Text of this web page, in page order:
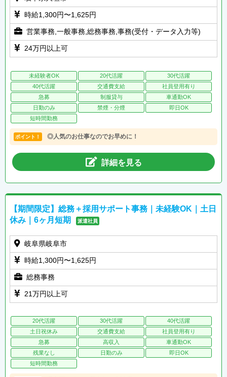
時給1,300円〜1,625円
営業事務,一般事務,総務事務,事務(受付・データ入力等)
24万円以上可
未経験者OK 20代活躍
30代活躍
40代活躍
交通費支給
社員登用有り
急募
制服貸与
車通勤OK
日勤のみ
禁煙・分煙
即日OK
短時間勤務
ポイント！ ◎人気のお仕事なのでお早めに！
詳細を見る
【期間限定】総務＋採用サポート事務｜未経験OK｜土日
休み｜6ヶ月短期
派遣社員
岐阜県岐阜市
時給1,300円〜1,625円
総務事務
21万円以上可
20代活躍 30代活躍
40代活躍
土日祝休み
交通費支給
社員登用有り
急募
高収入
車通勤OK
残業なし
日勤のみ
即日OK
短時間勤務